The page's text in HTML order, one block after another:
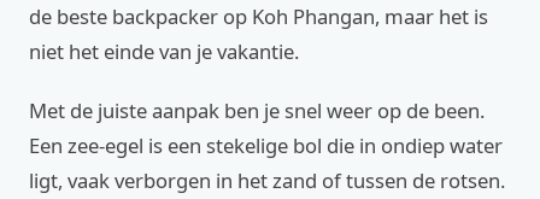
de beste backpacker op Koh Phangan, maar het is
niet het einde van je vakantie.
Met de juiste aanpak ben je snel weer op de been.
Een zee-egel is een stekelige bol die in ondiep water
ligt, vaak verborgen in het zand of tussen de rotsen.